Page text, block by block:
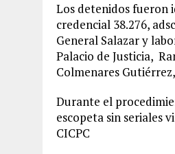
Los detenidos fueron
credencial 38.276,
General Salazar y
Palacio de Justicia,
Colmenares
Durante el
escopeta sin seriales
CICPC